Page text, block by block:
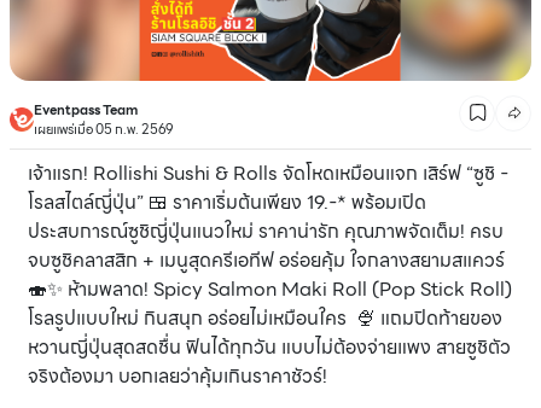
Eventpass Team
เผยแพร่เมื่อ 05 ก.พ. 2569
เจ้าแรก! Rollishi Sushi & Rolls จัดโหดเหมือนแจก เสิร์ฟ “ซูชิ -
โรลสไตล์ญี่ปุ่น” 🍱 ราคาเริ่มต้นเพียง 19.-* พร้อมเปิด
ประสบการณ์ซูชิญี่ปุ่นแนวใหม่ ราคาน่ารัก คุณภาพจัดเต็ม! ครบ
จบซูชิคลาสสิก + เมนูสุดครีเอทีฟ อร่อยคุ้ม ใจกลางสยามสแควร์
🍣✨ ห้ามพลาด! Spicy Salmon Maki Roll (Pop Stick Roll)
โรลรูปแบบใหม่ กินสนุก อร่อยไม่เหมือนใคร 🍨 แถมปิดท้ายของ
หวานญี่ปุ่นสุดสดชื่น ฟินได้ทุกวัน แบบไม่ต้องจ่ายแพง สายซูชิตัว
จริงต้องมา บอกเลยว่าคุ้มเกินราคาชัวร์!